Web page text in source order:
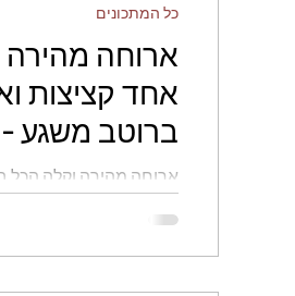
ארוחה מהירה
אחד קציצות
ברוטב משגע -
ארוחה מהירה וקלה הכל
כל המתכונים